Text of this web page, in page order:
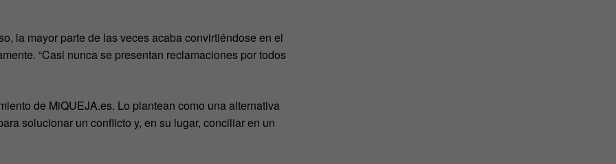
la mayor parte de las veces acaba convirtiéndose en el
“Casi nunca se presentan reclamaciones por todos
de MiQUEJA.es. Lo plantean como una alternativa
solucionar un conflicto y, en su lugar, conciliar en un